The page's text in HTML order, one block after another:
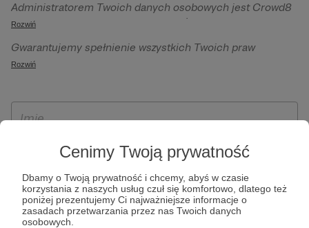
Cenimy Twoją prywatność
Dbamy o Twoją prywatność i chcemy, abyś w czasie
korzystania z naszych usług czuł się komfortowo, dlatego też
poniżej prezentujemy Ci najważniejsze informacje o
zasadach przetwarzania przez nas Twoich danych
osobowych.
Administratorem Twoich danych osobowych jest Crowd8
sp. z o.o. z siedziba w Warszawie, ul. Żwirki i Wigury 16, 02-
092 Warszawa. Twoje dane osobowe będą przetwarzane w
szczególności w celu wykonania umowy zawartej z Tobą, w
Patronite.pl, w tym możliwości dokonywania oraz
otrzymywania wsparcia na naszej platformie oraz
Rozwiń
Gwarantujemy spełnienie wszystkich Twoich praw
wynikających z ogólnego rozporządzenia o ochronie
ich przenoszenia, niepodlegania zautomatyzowanemu
wyrażenia sprzeciwu wobec przetwarzania Twoich danych
osobowych. Rejestracja dla osób niepełnoletnich możliwa
jest po przekazaniu podpisanego formularza "Zgodna na
założenie konta przez osobę niepełnoletnią", formularz
dostępny jest na stronie regulaminu Patronite.pl.
Rozwiń